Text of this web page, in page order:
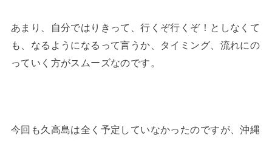
あまり、自分ではりきって、行くぞ行くぞ！としなくて
も、なるようになるって言うか、タイミング、流れにの
っていく方がスムーズなのです。
今回も久高島は全く予定していなかったのですが、沖縄